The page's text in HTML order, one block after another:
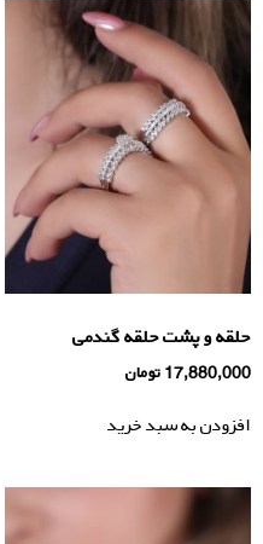
حلقه و پشت حلقه گندمی
17,880,000 تومان
افزودن به سبد خرید